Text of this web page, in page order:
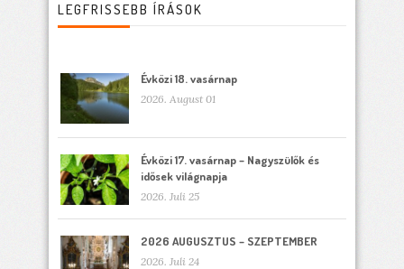
LEGFRISSEBB ÍRÁSOK
Évközi 18. vasárnap
2026. August 01
Évközi 17. vasárnap – Nagyszülők és
idősek világnapja
2026. Juli 25
2026 AUGUSZTUS – SZEPTEMBER
2026. Juli 24